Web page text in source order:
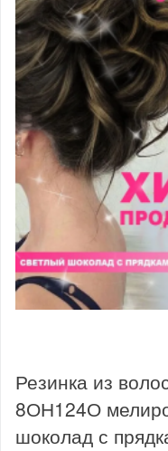
Резинка из
8ОН124О
шоколад с